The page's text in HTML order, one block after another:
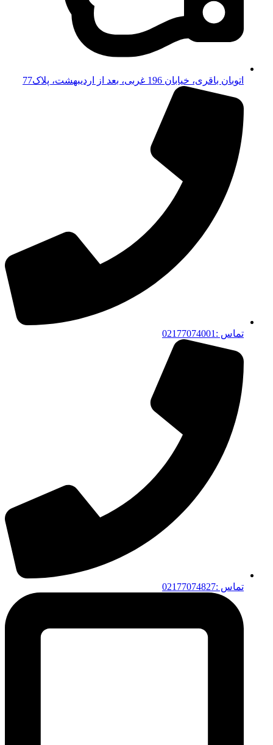
اتوبان باقری، خیابان 196 غربی، بعد از اردیبهشت، پلاک77
تماس :02177074001
تماس :02177074827